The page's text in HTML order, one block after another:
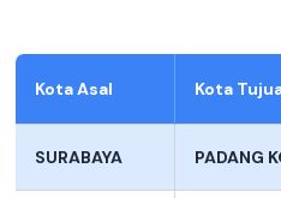
Kota Asal Kota
SURABAYA PADANG